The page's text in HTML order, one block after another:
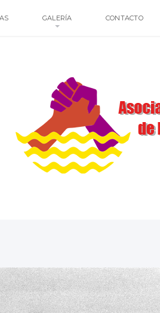
GALERÍA CONTACTO